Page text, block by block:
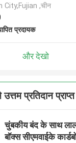
City,Fujian ,चीन
प्रदायक
और देखो
प्रतिदान
चुंबकीय बंद के साथ लाल
बॉक्स सीएमवाईके